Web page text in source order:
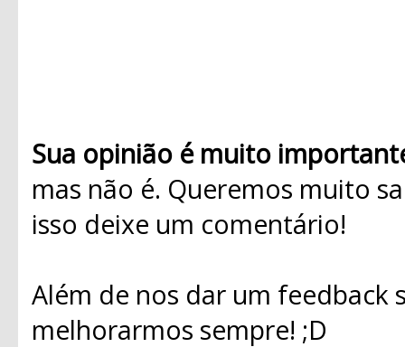
Sua opinião é muito
mas não é. Queremos muito
isso deixe um comentário!
Além de nos dar um
melhorarmos sempre! ;D